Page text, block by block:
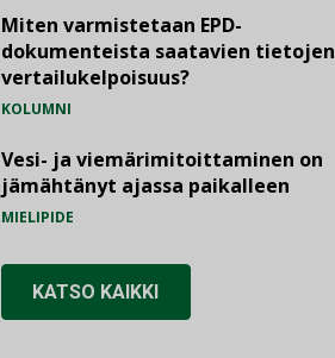
Miten varmistetaan EPD-
dokumenteista saatavien tietojen
vertailukelpoisuus?
KOLUMNI
Vesi- ja viemärimitoittaminen on
jämähtänyt ajassa paikalleen
MIELIPIDE
KATSO KAIKKI